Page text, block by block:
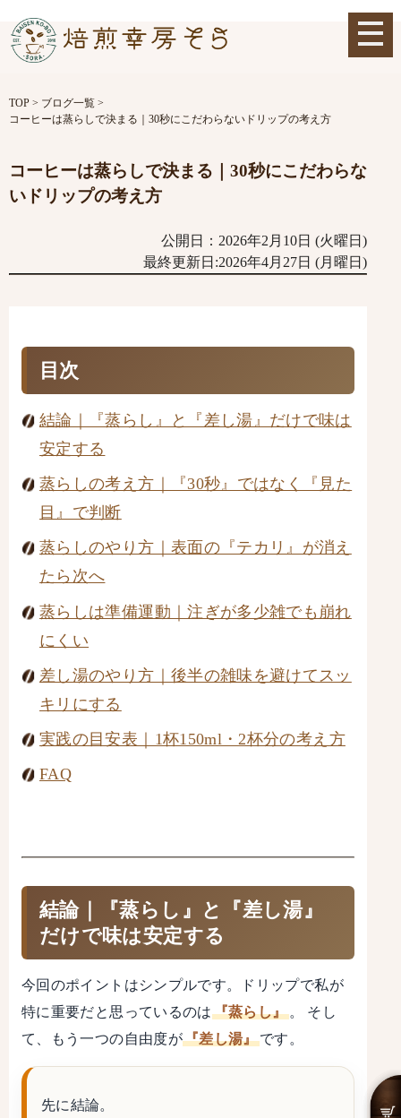
TOP > ブログ一覧 >
コーヒーは蒸らしで決まる｜30秒にこだわらないドリップの考え方
コーヒーは蒸らしで決まる｜30秒にこだわらな
いドリップの考え方
公開日：2026年2月10日 (火曜日)
最終更新日:2026年4月27日 (月曜日)
目次
結論｜『蒸らし』と『差し湯』だけで味は
安定する
蒸らしの考え方｜『30秒』ではなく『見た
目』で判断
蒸らしのやり方｜表面の『テカリ』が消え
たら次へ
蒸らしは準備運動｜注ぎが多少雑でも崩れ
にくい
差し湯のやり方｜後半の雑味を避けてスッ
キリにする
実践の目安表｜1杯150ml・2杯分の考え方
FAQ
結論｜『蒸らし』と『差し湯』
だけで味は安定する
今回のポイントはシンプルです。ドリップで私が
特に重要だと思っているのは 『蒸らし』。 そし
て、もう一つの自由度が『差し湯』です。
先に結論。